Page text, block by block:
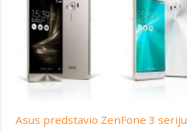
Asus predstavio ZenFone 3 seriju